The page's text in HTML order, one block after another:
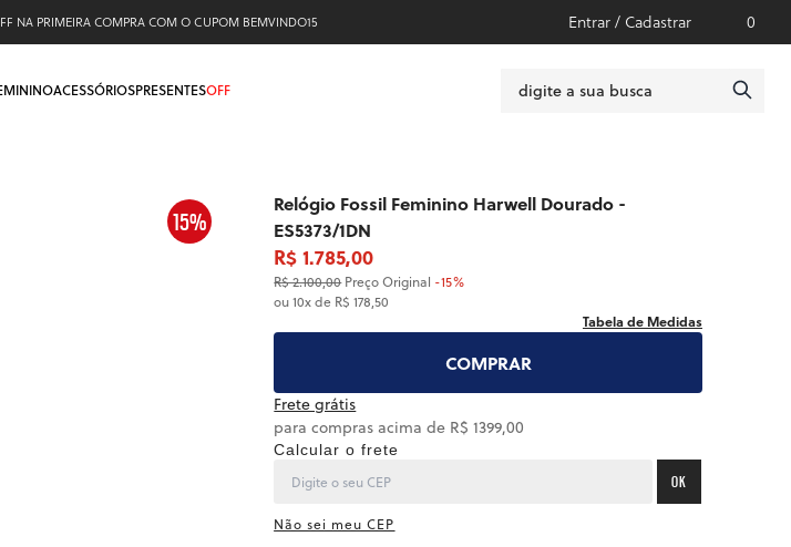
NA PRIMEIRA COMPRA COM O CUPOM BEMVINDO15 Entrar / Cadastrar 0
ACESSÓRIOSPRESENTESOFF
15%
Relógio Fossil Feminino Harwell Dourado -
ES5373/1DN
R$ 1.785,00
R$ 2.100,00Preço Original -15%
ou 10x de R$ 178,50
Tabela de Medidas
COMPRAR
Frete grátis
para compras acima de R$ 1399,00
Calcular o frete
OK
Não sei meu CEP